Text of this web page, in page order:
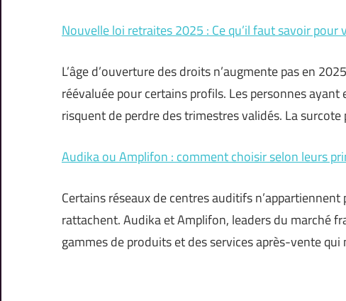
Nouvelle loi retraites 2025 : Ce qu’il faut savoir pour
L’âge d’ouverture des droits n’augmente pas en
réévaluée pour certains profils. Les personnes
risquent de perdre des trimestres validés. La
Audika ou Amplifon : comment choisir selon leurs
Certains réseaux de centres auditifs n’appartiennent
rattachent. Audika et Amplifon, leaders du marché
gammes de produits et des services après-vente